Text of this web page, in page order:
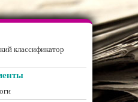
классификатор